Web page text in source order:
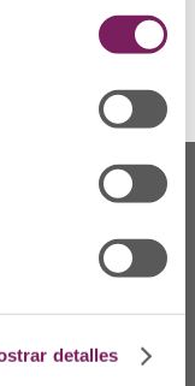
detalles